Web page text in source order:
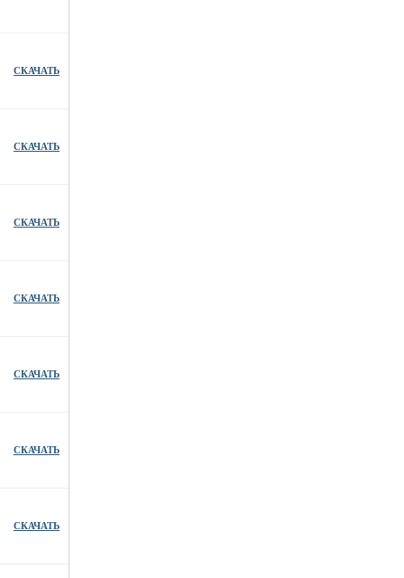
СКАЧАТЬ
СКАЧАТЬ
СКАЧАТЬ
СКАЧАТЬ
СКАЧАТЬ
СКАЧАТЬ
СКАЧАТЬ